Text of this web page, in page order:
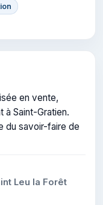
en vente,
à Saint-Gratien.
du savoir-faire de
Leu la Forêt